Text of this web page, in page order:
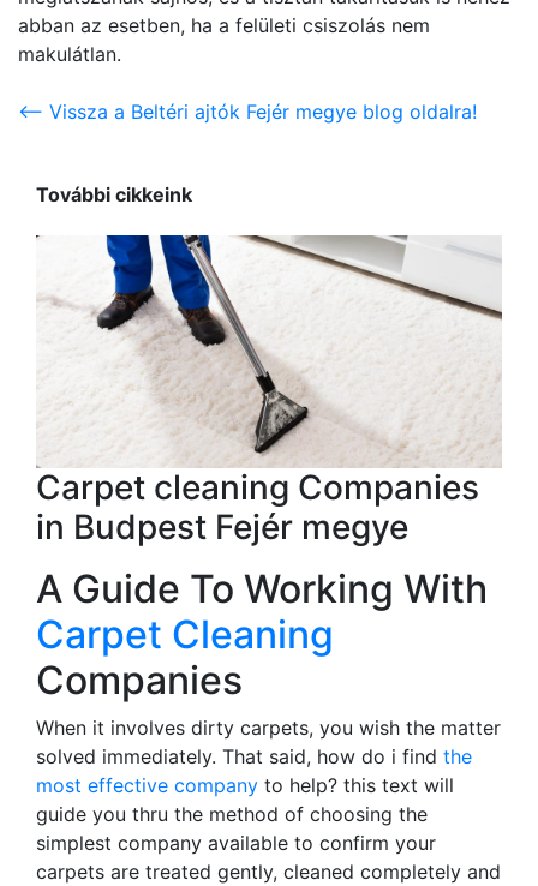
abban az esetben, ha a felületi csiszolás nem
makulátlan.
<-- Vissza a Beltéri ajtók Fejér megye blog oldalra!
További cikkeink
Carpet cleaning Companies
in Budpest Fejér megye
A Guide To Working With
Carpet Cleaning
Companies
When it involves dirty carpets, you wish the matter
solved immediately. That said, how do i find the
most effective company to help? this text will
guide you thru the method of choosing the
simplest company available to confirm your
carpets are treated gently, cleaned completely and